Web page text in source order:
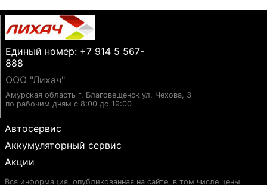
Единый номер: +7 914 5 567-
888
ООО "Лихач"
Амурская область г. Благовещенск ул. Чехова, 3
по рабочим дням с 8:00 до 19:00
Автосервис
Аккумуляторный сервис
Акции
Вся информация, опубликованная на сайте, в том числе цены